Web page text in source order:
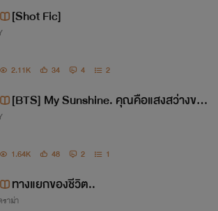
[Shot Fic]
2.11K 34 4 2
[BTS] My Sunshine. คุณคือแสงสว่างขอ
1.64K 48 2 1
ทางแยกของชีวิต..
าม่า